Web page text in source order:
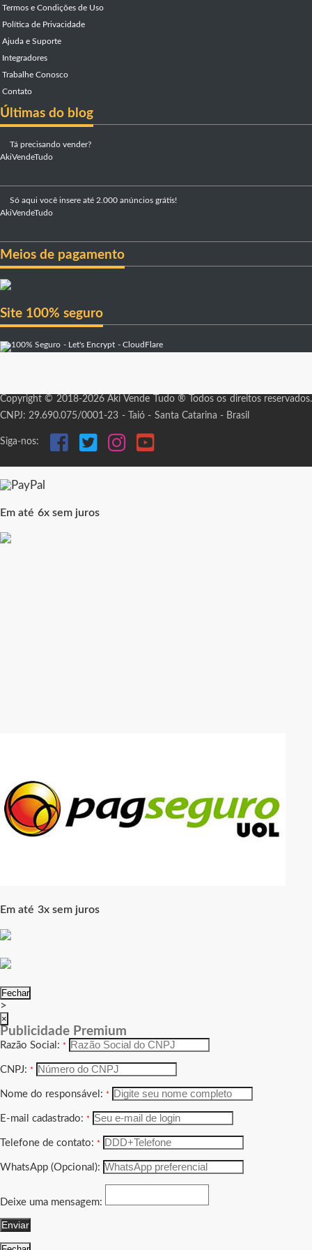
Termos e Condições de Uso
Política de Privacidade
Ajuda e Suporte
Integradores
Trabalhe Conosco
Contato
Últimas do blog
Tá precisando vender?
AkiVendeTudo
Só aqui você insere até 2.000 anúncios grátis!
AkiVendeTudo
Meios de pagamento
Site 100% seguro
Copyright © 2018-2026 Aki Vende Tudo ® Todos os direitos reservados.
CNPJ: 29.690.075/0001-23 - Taió - Santa Catarina - Brasil
Siga-nos:
Em até 6x sem juros
Em até 3x sem juros
Fechar
>
×
Publicidade Premium
Razão Social: *
CNPJ: *
Nome do responsável: *
E-mail cadastrado: *
Telefone de contato: *
WhatsApp (Opcional):
Deixe uma mensagem:
Enviar